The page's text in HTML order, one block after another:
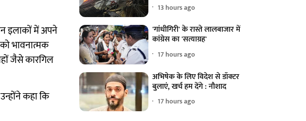
इलाकों में अपने
भावनात्मक
जैसे कारगिल
कहा कि
13 hours ago
'गांधीगिरी' के रास्ते लालबाजार में
कांग्रेस का 'सत्याग्रह'
17 hours ago
अभिषेक के लिए विदेश से डॉक्टर
बुलाएं, खर्च हम देंगे : नौशाद
17 hours ago